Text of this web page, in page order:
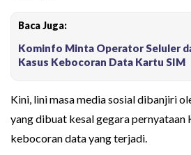
Baca Juga:
Kominfo Minta Operator Seluler
Kasus Kebocoran Data Kartu SIM
Kini, lini masa media sosial dibanjiri
yang dibuat kesal gegara pernyataan
kebocoran data yang terjadi.